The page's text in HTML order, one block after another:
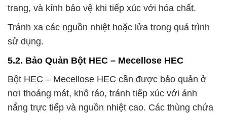
trang, và kính bảo vệ khi tiếp xúc với hóa chất.
Tránh xa các nguồn nhiệt hoặc lửa trong quá trình
sử dụng.
5.2. Bảo Quản Bột HEC – Mecellose HEC
Bột HEC – Mecellose HEC cần được bảo quản ở
nơi thoáng mát, khô ráo, tránh tiếp xúc với ánh
nắng trực tiếp và nguồn nhiệt cao. Các thùng chứa